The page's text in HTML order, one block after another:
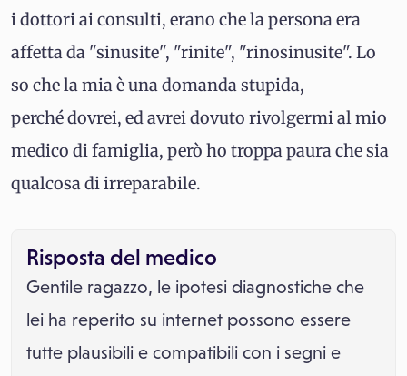
i dottori ai consulti, erano che la persona era
affetta da "sinusite", "rinite", "rinosinusite". Lo
so che la mia è una domanda stupida,
perché dovrei, ed avrei dovuto rivolgermi al mio
medico di famiglia, però ho troppa paura che sia
qualcosa di irreparabile.
Risposta del medico
Gentile ragazzo, le ipotesi diagnostiche che
lei ha reperito su internet possono essere
tutte plausibili e compatibili con i segni e